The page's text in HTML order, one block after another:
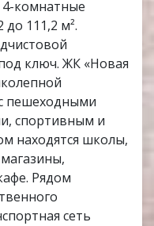
4-комнатные
111,2 м².
ключ. ЖК «Новая
пешеходными
спортивным и
находятся школы,
Рядом
сеть